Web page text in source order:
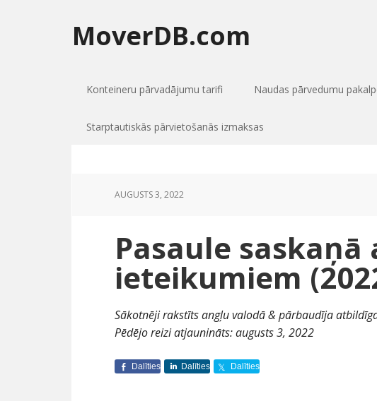
MoverDB.com
Konteineru pārvadājumu tarifi Naudas pārvedumu
Starptautiskās pārvietošanās izmaksas
AUGUSTS 3, 2022
Pasaule
ieteikumiem
Sākotnēji rakstīts angļu valodā & pārbaudīja
Pēdējo reizi atjaunināts:augusts 3, 2022
Dalīties Dalīties Dalīties